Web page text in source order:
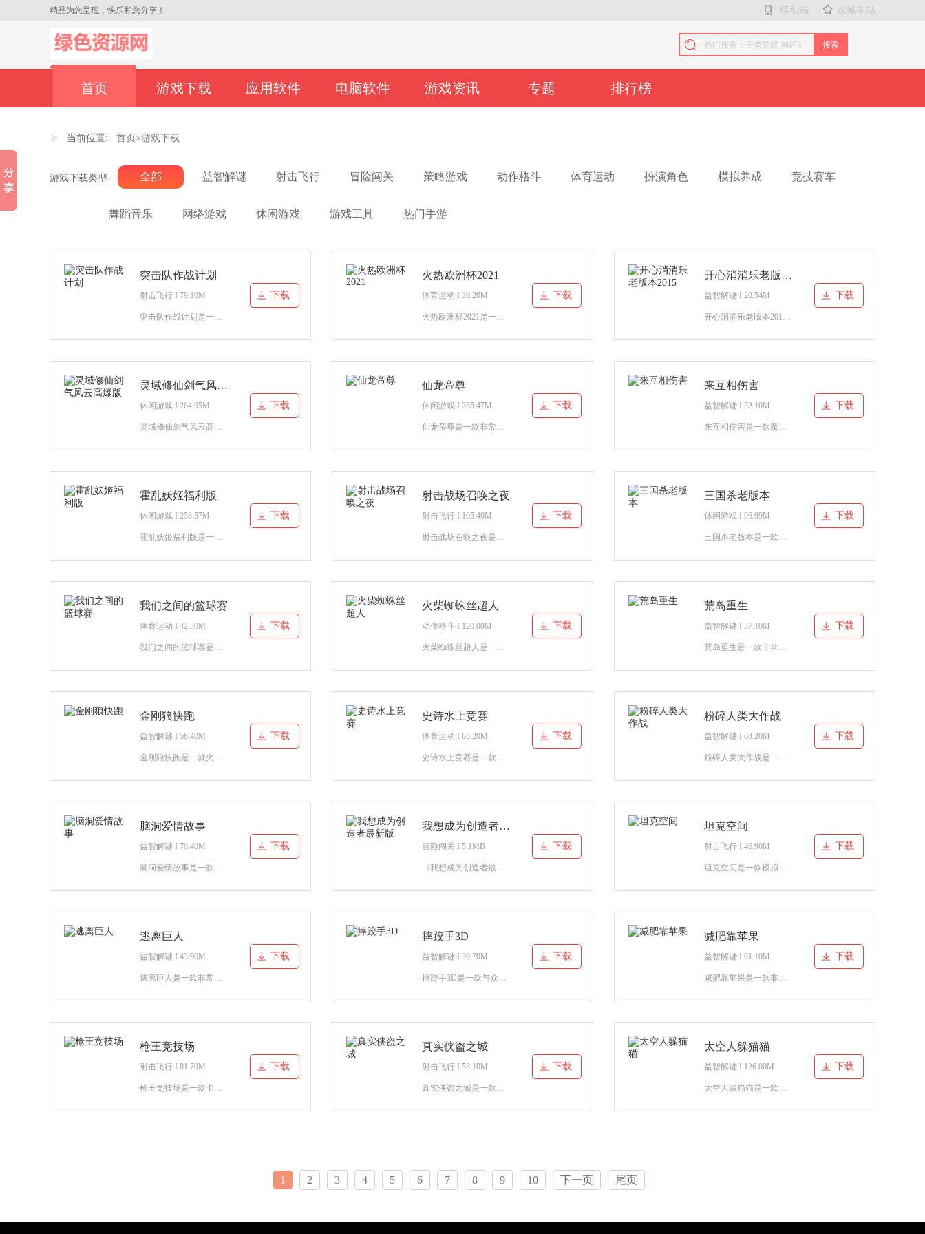
精品为您呈现，快乐和您分享！ 移动端 收藏本站
搜索
首页 游戏下载 应用软件 电脑软件 游戏资讯 专题 排行榜
当前位置: 首页 >游戏下载
游戏下载类型 全部 益智解谜 射击飞行 冒险闯关 策略游戏 动作格斗 体育运动 扮演角色 模拟养成 竞技赛车
舞蹈音乐 网络游戏 休闲游戏 游戏工具 热门手游
突击队作战计划
射击飞行 I 79.10M 下载
火热欧洲杯2021
体育运动 I 39.20M 下载
开心消消乐老版本2015
益智解谜 I 20.54M 下载
灵域修仙剑气风云高爆版
休闲游戏 I 264.95M 下载
仙龙帝尊
休闲游戏 I 265.47M 下载
来互相伤害
益智解谜 I 52.10M 下载
霍乱妖姬福利版
休闲游戏 I 258.57M 下载
射击战场召唤之夜
射击飞行 I 105.40M 下载
三国杀老版本
休闲游戏 I 96.99M 下载
我们之间的篮球赛
体育运动 I 42.50M 下载
火柴蜘蛛丝超人
动作格斗 I 120.00M 下载
荒岛重生
益智解谜 I 57.10M 下载
金刚狼快跑
益智解谜 I 58.40M 下载
史诗水上竞赛
体育运动 I 65.20M 下载
粉碎人类大作战
益智解谜 I 63.20M 下载
脑洞爱情故事
益智解谜 I 70.40M 下载
我想成为创造者最新版
冒险闯关 I 5.1MB 下载
坦克空间
射击飞行 I 46.90M 下载
逃离巨人
益智解谜 I 43.90M 下载
摔跤手3D
益智解谜 I 39.70M 下载
减肥靠苹果
益智解谜 I 61.10M 下载
枪王竞技场
射击飞行 I 81.70M 下载
真实侠盗之城
射击飞行 I 58.10M 下载
太空人躲猫猫
益智解谜 I 126.00M 下载
1 2 3 4 5 6 7 8 9 10 下一页 尾页